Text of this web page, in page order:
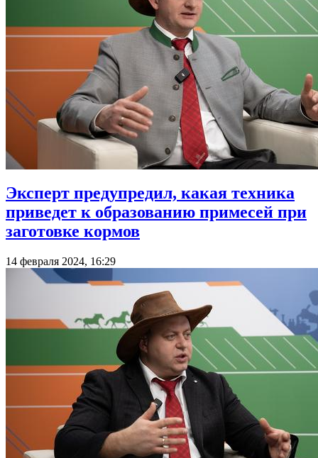
Эксперт предупредил, какая техника
приведет к образованию примесей при
заготовке кормов
14 февраля 2024, 16:29